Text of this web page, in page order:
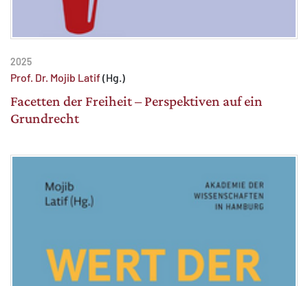
2025
Prof. Dr. Mojib Latif(Hg.)
Facetten der Freiheit – Perspektiven auf ein
Grundrecht